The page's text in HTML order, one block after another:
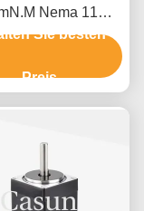
Nema 11
für
Sie besten
Preis